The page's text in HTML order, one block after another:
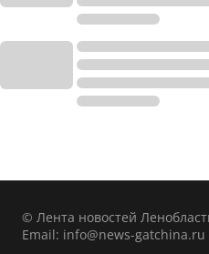
© Лента новостей
Email: info@news-gatchina.ru